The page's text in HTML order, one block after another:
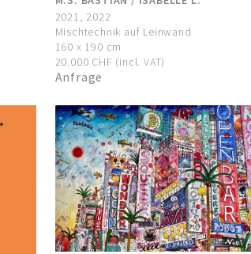
2021, 2022
Mischtechnik auf Leinwand
160 x 190 cm
20.000 CHF (incl. VAT)
Anfrage